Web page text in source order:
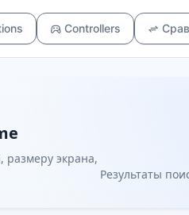
Controllers
размеру экрана,
Результаты